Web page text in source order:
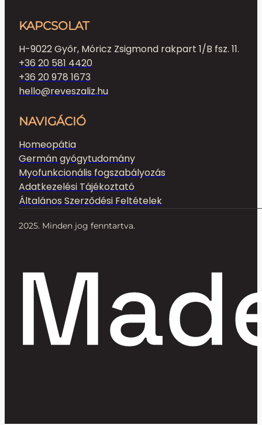
KAPCSOLAT
H-9022 Győr, Móricz Zsigmond rakpart 1/B fsz. 11.
+36 20 581 4420
+36 20 978 1673
hello@reveszaliz.hu
NAVIGÁCIÓ
Homeopátia
Germán gyógytudomány
Myofunkcionális fogszabályozás
Adatkezelési Tájékoztató
Általános Szerződési Feltételek
2025. Minden jog fenntartva.